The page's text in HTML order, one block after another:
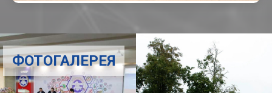
ФОТОГАЛЕРЕЯ